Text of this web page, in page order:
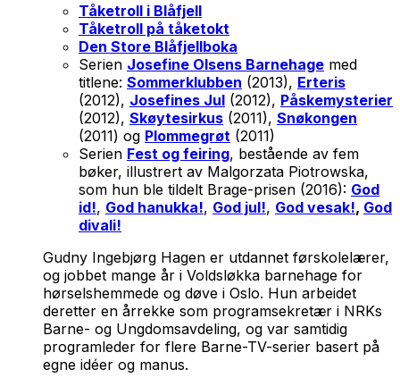
Tåketroll i Blåfjell
Tåketroll på tåketokt
Den Store Blåfjellboka
Serien Josefine Olsens Barnehage med
titlene: Sommerklubben (2013), Erteris
(2012), Josefines Jul (2012), Påskemysterier
(2012), Skøytesirkus (2011), Snøkongen
(2011) og Plommegrøt (2011)
Serien Fest og feiring, bestående av fem
bøker, illustrert av Malgorzata Piotrowska,
som hun ble tildelt Brage-prisen (2016): God
id!, God hanukka!, God jul!, God vesak!, God
divali!
Gudny Ingebjørg Hagen er utdannet førskolelærer,
og jobbet mange år i Voldsløkka barnehage for
hørselshemmede og døve i Oslo. Hun arbeidet
deretter en årrekke som programsekretær i NRKs
Barne- og Ungdomsavdeling, og var samtidig
programleder for flere Barne-TV-serier basert på
egne idéer og manus.